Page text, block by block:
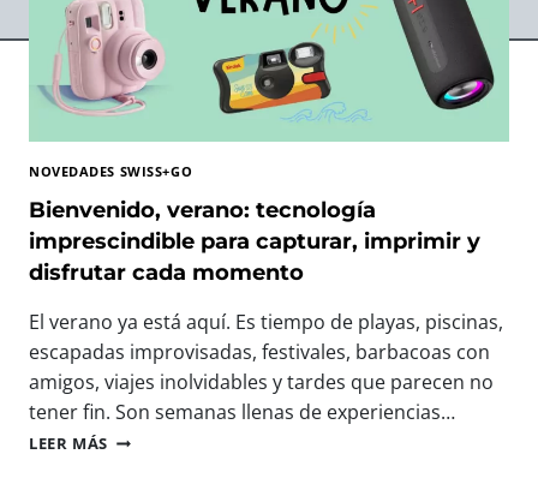
NOVEDADES SWISS+GO
Bienvenido, verano: tecnología
imprescindible para capturar, imprimir y
disfrutar cada momento
El verano ya está aquí. Es tiempo de playas, piscinas,
escapadas improvisadas, festivales, barbacoas con
amigos, viajes inolvidables y tardes que parecen no
tener fin. Son semanas llenas de experiencias…
LEER MÁS B